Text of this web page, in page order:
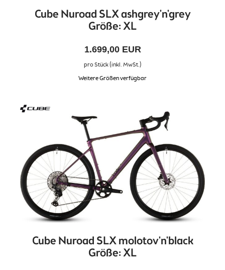
Cube Nuroad SLX ashgrey'n'grey
Größe: XL
1.699,00 EUR
pro Stück (inkl. MwSt.)
Weitere Größen verfügbar
Cube Nuroad SLX molotov'n'black
Größe: XL